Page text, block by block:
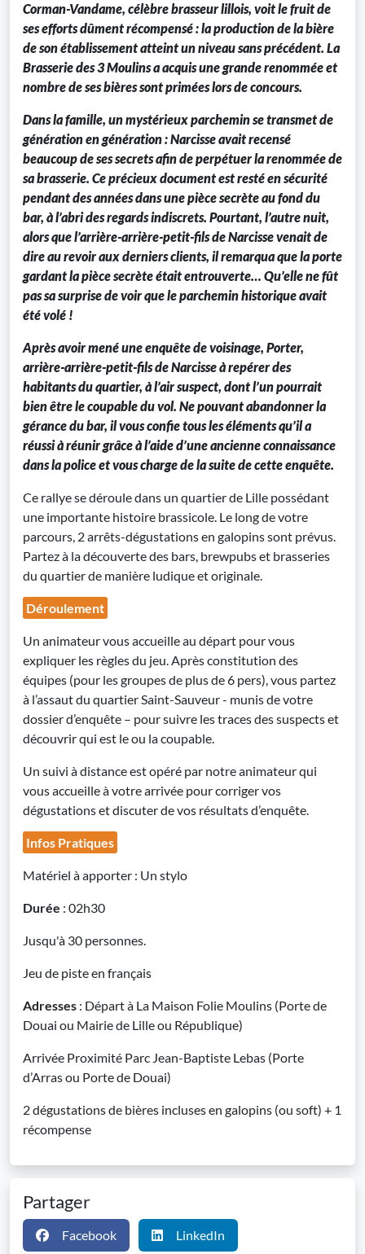
Corman-Vandame, célèbre brasseur lillois, voit le fruit de
ses efforts dûment récompensé : la production de la bière
de son établissement atteint un niveau sans précédent. La
Brasserie des 3 Moulins a acquis une grande renommée et
nombre de ses bières sont primées lors de concours.
Dans la famille, un mystérieux parchemin se transmet de
génération en génération : Narcisse avait recensé
beaucoup de ses secrets afin de perpétuer la renommée de
sa brasserie. Ce précieux document est resté en sécurité
pendant des années dans une pièce secrète au fond du
bar, à l’abri des regards indiscrets. Pourtant, l’autre nuit,
alors que l’arrière-arrière-petit-fils de Narcisse venait de
dire au revoir aux derniers clients, il remarqua que la porte
gardant la pièce secrète était entrouverte… Qu’elle ne fût
pas sa surprise de voir que le parchemin historique avait
été volé !
Après avoir mené une enquête de voisinage, Porter,
arrière-arrière-petit-fils de Narcisse à repérer des
habitants du quartier, à l’air suspect, dont l’un pourrait
bien être le coupable du vol. Ne pouvant abandonner la
gérance du bar, il vous confie tous les éléments qu’il a
réussi à réunir grâce à l’aide d’une ancienne connaissance
dans la police et vous charge de la suite de cette enquête.
Ce rallye se déroule dans un quartier de Lille possédant
une importante histoire brassicole. Le long de votre
parcours, 2 arrêts-dégustations en galopins sont prévus.
Partez à la découverte des bars, brewpubs et brasseries
du quartier de manière ludique et originale.
Déroulement
Un animateur vous accueille au départ pour vous
expliquer les règles du jeu. Après constitution des
équipes (pour les groupes de plus de 6 pers), vous partez
à l’assaut du quartier Saint-Sauveur - munis de votre
dossier d’enquête – pour suivre les traces des suspects et
découvrir qui est le ou la coupable.
Un suivi à distance est opéré par notre animateur qui
vous accueille à votre arrivée pour corriger vos
dégustations et discuter de vos résultats d’enquête.
Infos Pratiques
Matériel à apporter : Un stylo
Durée : 02h30
Jusqu'à 30 personnes.
Jeu de piste en français
Adresses : Départ à La Maison Folie Moulins (Porte de
Douai ou Mairie de Lille ou République)
Arrivée Proximité Parc Jean-Baptiste Lebas (Porte
d’Arras ou Porte de Douai)
2 dégustations de bières incluses en galopins (ou soft) + 1
récompense
Partager
Facebook LinkedIn